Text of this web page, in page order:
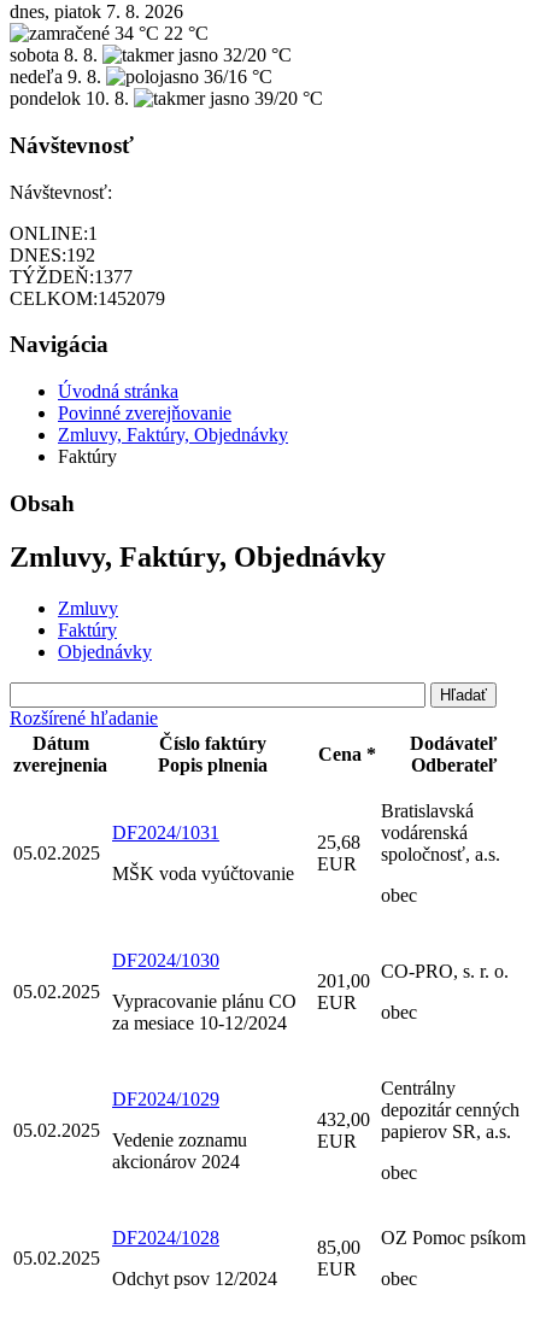
dnes, piatok 7. 8. 2026
34 °C 22 °C
sobota 8. 8.
32/20 °C
nedeľa 9. 8.
36/16 °C
pondelok 10. 8. 39/20 °C
Návštevnosť
Návštevnosť:
ONLINE:1
DNES:192
TÝŽDEŇ:1377
CELKOM:1452079
Navigácia
Úvodná stránka
Povinné zverejňovanie
Zmluvy, Faktúry, Objednávky
Faktúry
Obsah
Zmluvy, Faktúry, Objednávky
Zmluvy
Faktúry
Objednávky
Rozšírené hľadanie
Dátum
zverejnenia
Číslo faktúry
Popis plnenia
Cena *
Dodávateľ
Odberateľ
05.02.2025
DF2024/1031
MŠK voda vyúčtovanie
25,68
EUR
Bratislavská
vodárenská
spoločnosť, a.s.
obec
05.02.2025
DF2024/1030
Vypracovanie plánu CO
za mesiace 10-12/2024
201,00
EUR
CO-PRO, s. r. o.
obec
05.02.2025
DF2024/1029
Vedenie zoznamu
akcionárov 2024
432,00
EUR
Centrálny
depozitár cenných
papierov SR, a.s.
obec
05.02.2025
DF2024/1028
Odchyt psov 12/2024
85,00
EUR
OZ Pomoc psíkom
obec